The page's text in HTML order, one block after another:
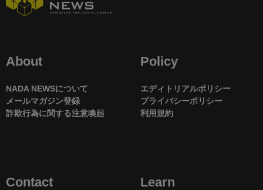
About
NADA NEWSについて
メールマガジン登録
詐欺行為に関する注意喚起
Policy
エディトリアルポリシー
プライバシーポリシー
利用規約
Contact Learn